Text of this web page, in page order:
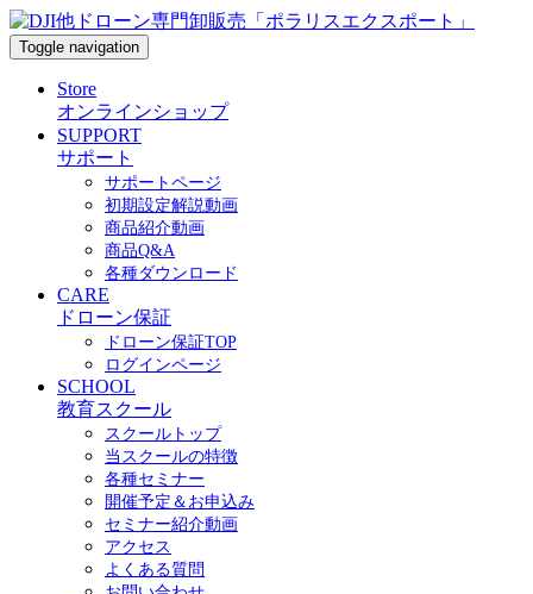
Toggle navigation
Store
オンラインショップ
SUPPORT
サポート
サポートページ
初期設定解説動画
商品紹介動画
商品Q&A
各種ダウンロード
CARE
ドローン保証
ドローン保証TOP
ログインページ
SCHOOL
教育スクール
スクールトップ
当スクールの特徴
各種セミナー
開催予定＆お申込み
セミナー紹介動画
アクセス
よくある質問